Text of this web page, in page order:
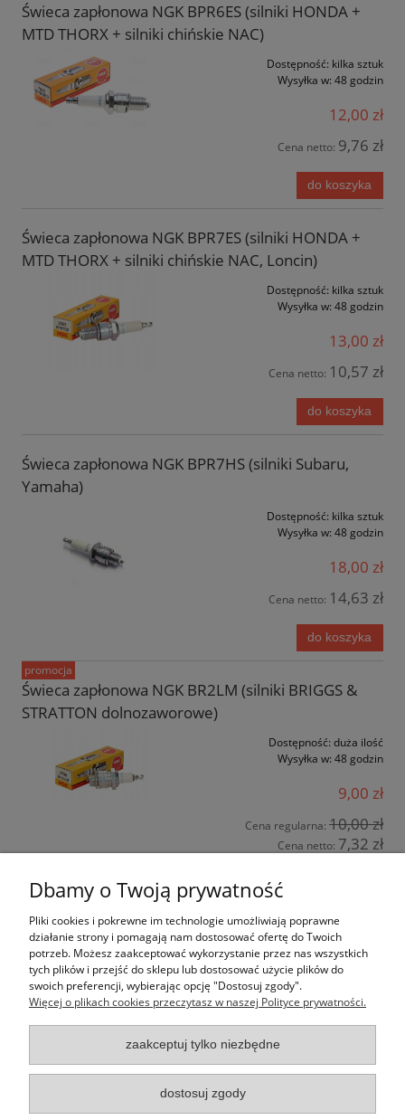
Świeca zapłonowa NGK BPR6ES (silniki HONDA +
MTD THORX + silniki chińskie NAC)
Dostępność: kilka sztuk
Wysyłka w: 48 godzin
12,00 zł
Cena netto: 9,76 zł
do koszyka
Świeca zapłonowa NGK BPR7ES (silniki HONDA +
MTD THORX + silniki chińskie NAC, Loncin)
Dostępność: kilka sztuk
Wysyłka w: 48 godzin
13,00 zł
Cena netto: 10,57 zł
do koszyka
Świeca zapłonowa NGK BPR7HS (silniki Subaru,
Yamaha)
Dostępność: kilka sztuk
Wysyłka w: 48 godzin
18,00 zł
Cena netto: 14,63 zł
do koszyka
Świeca zapłonowa NGK BR2LM (silniki BRIGGS &
STRATTON dolnozaworowe)
Dostępność: duża ilość
Wysyłka w: 48 godzin
9,00 zł
Cena regularna: 10,00 zł
Cena netto: 7,32 zł
promocja
Pomoc
Moje konto
Płatności i dostawa
Dbamy o Twoją prywatność
Pliki cookies i pokrewne im technologie umożliwiają poprawne
działanie strony i pomagają nam dostosować ofertę do Twoich
potrzeb. Możesz zaakceptować wykorzystanie przez nas wszystkich
tych plików i przejść do sklepu lub dostosować użycie plików do
swoich preferencji, wybierając opcję "Dostosuj zgody".
Więcej o plikach cookies przeczytasz w naszej Polityce prywatności.
zaakceptuj tylko niezbędne
dostosuj zgody